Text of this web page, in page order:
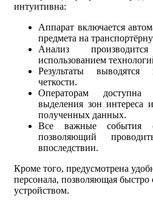
интуитивна:
Аппарат включается
предмета на
Анализ
использованием
Результаты
четкости.
Операторам доступна
выделения зон интереса
полученных данных.
Все важные события
позволяющий
впоследствии.
Кроме того, предусмотрена
персонала, позволяющая быстро
устройством.